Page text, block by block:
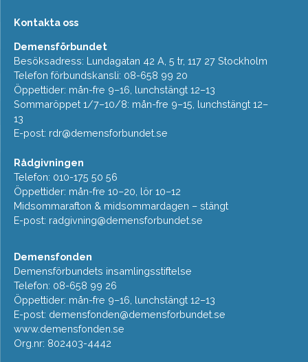
Kontakta oss
Demensförbundet
Besöksadress: Lundagatan 42 A, 5 tr, 117 27 Stockholm
Telefon förbundskansli: 08-658 99 20
Öppettider: mån-fre 9–16, lunchstängt 12–13
Sommaröppet 1/7–10/8: mån-fre 9–15, lunchstängt 12–
13
E-post: rdr@demensforbundet.se
Rådgivningen
Telefon: 010-175 50 56
Öppettider: mån-fre 10–20, lör 10–12
Midsommarafton & midsommardagen – stängt
E-post: radgivning@demensforbundet.se
Demensfonden
Demensförbundets insamlingsstiftelse
Telefon: 08-658 99 26
Öppettider: mån-fre 9–16, lunchstängt 12–13
E-post: demensfonden@demensforbundet.se
www.demensfonden.se
Org.nr: 802403-4442